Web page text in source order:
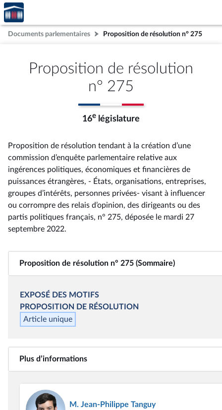
Aller au contenu
Aller en bas de la page
Accèder
à la
page
d'accueil
Documents parlementaires Proposition de résolution n° 275
Proposition de résolution
n° 275
16e législature
Proposition de résolution tendant à la création d’une
commission d’enquête parlementaire relative aux
ingérences politiques, économiques et financières de
puissances étrangères, - États, organisations, entreprises,
groupes d’intérêts, personnes privées- visant à influencer
ou corrompre des relais d’opinion, des dirigeants ou des
partis politiques français, n° 275, déposée le mardi 27
septembre 2022.
Proposition de résolution n° 275 (Sommaire)
EXPOSÉ DES MOTIFS
PROPOSITION DE RÉSOLUTION
Article unique
Plus d’informations
M. Jean-Philippe Tanguy